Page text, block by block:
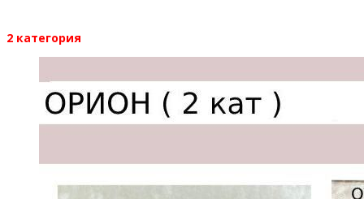
2 категория